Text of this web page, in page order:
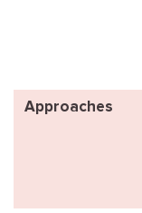
Approaches